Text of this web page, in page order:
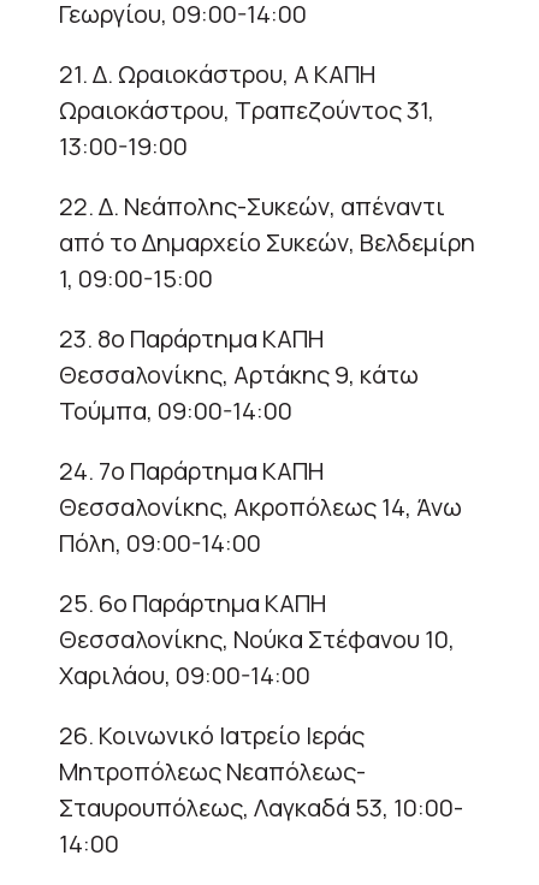
Γεωργίου, 09:00-14:00
21. Δ. Ωραιοκάστρου, Α ΚΑΠΗ
Ωραιοκάστρου, Τραπεζούντος 31,
13:00-19:00
22. Δ. Νεάπολης-Συκεών, απέναντι
από το Δημαρχείο Συκεών, Βελδεμίρη
1, 09:00-15:00
23. 8ο Παράρτημα ΚΑΠΗ
Θεσσαλονίκης, Αρτάκης 9, κάτω
Τούμπα, 09:00-14:00
24. 7ο Παράρτημα ΚΑΠΗ
Θεσσαλονίκης, Ακροπόλεως 14, Άνω
Πόλη, 09:00-14:00
25. 6ο Παράρτημα ΚΑΠΗ
Θεσσαλονίκης, Νούκα Στέφανου 10,
Χαριλάου, 09:00-14:00
26. Κοινωνικό Ιατρείο Ιεράς
Μητροπόλεως Νεαπόλεως-
Σταυρουπόλεως, Λαγκαδά 53, 10:00-
14:00